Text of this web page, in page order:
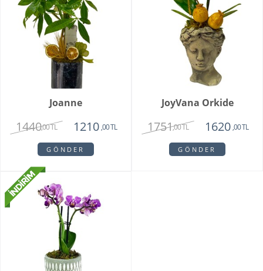
Joanne
1440,00 TL 1210 ,00 TL
GÖNDER
JoyVana Orkide
1751,00 TL 1620 ,00 TL
GÖNDER